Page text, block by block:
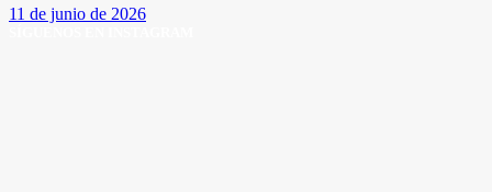
11 de junio de 2026